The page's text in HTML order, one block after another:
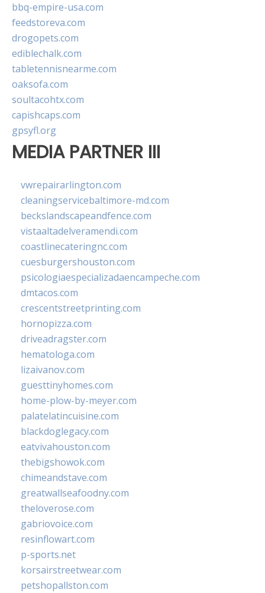
bbq-empire-usa.com
feedstoreva.com
drogopets.com
ediblechalk.com
tabletennisnearme.com
oaksofa.com
soultacohtx.com
capishcaps.com
gpsyfl.org
MEDIA PARTNER III
vwrepairarlington.com
cleaningservicebaltimore-md.com
beckslandscapeandfence.com
vistaaltadelveramendi.com
coastlinecateringnc.com
cuesburgershouston.com
psicologiaespecializadaencampeche.com
dmtacos.com
crescentstreetprinting.com
hornopizza.com
driveadragster.com
hematologa.com
lizaivanov.com
guesttinyhomes.com
home-plow-by-meyer.com
palatelatincuisine.com
blackdoglegacy.com
eatvivahouston.com
thebigshowok.com
chimeandstave.com
greatwallseafoodny.com
theloverose.com
gabriovoice.com
resinflowart.com
p-sports.net
korsairstreetwear.com
petshopallston.com